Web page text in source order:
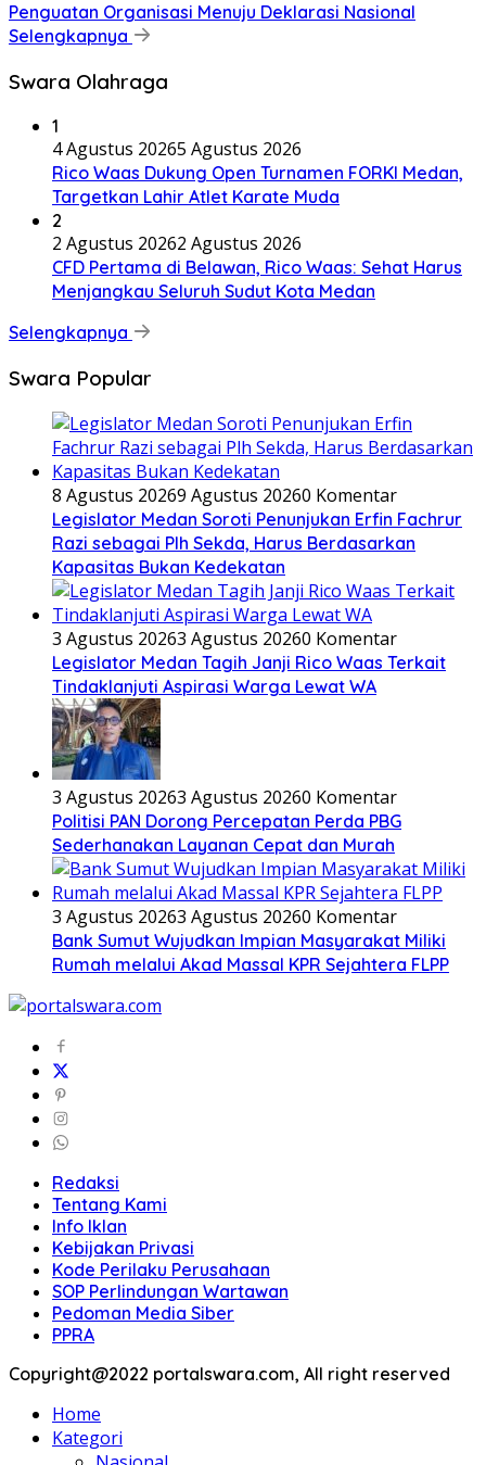
Penguatan Organisasi Menuju Deklarasi Nasional
Selengkapnya
Swara Olahraga
1
4 Agustus 20265 Agustus 2026
Rico Waas Dukung Open Turnamen FORKI Medan,
Targetkan Lahir Atlet Karate Muda
2
2 Agustus 20262 Agustus 2026
CFD Pertama di Belawan, Rico Waas: Sehat Harus
Menjangkau Seluruh Sudut Kota Medan
Selengkapnya
Swara Popular
8 Agustus 20269 Agustus 20260 Komentar
Legislator Medan Soroti Penunjukan Erfin Fachrur
Razi sebagai Plh Sekda, Harus Berdasarkan
Kapasitas Bukan Kedekatan
3 Agustus 20263 Agustus 20260 Komentar
Legislator Medan Tagih Janji Rico Waas Terkait
Tindaklanjuti Aspirasi Warga Lewat WA
3 Agustus 20263 Agustus 20260 Komentar
Politisi PAN Dorong Percepatan Perda PBG
Sederhanakan Layanan Cepat dan Murah
3 Agustus 20263 Agustus 20260 Komentar
Bank Sumut Wujudkan Impian Masyarakat Miliki
Rumah melalui Akad Massal KPR Sejahtera FLPP
Redaksi
Tentang Kami
Info Iklan
Kebijakan Privasi
Kode Perilaku Perusahaan
SOP Perlindungan Wartawan
Pedoman Media Siber
PPRA
Copyright@2022 portalswara.com, All right reserved
Home
Kategori